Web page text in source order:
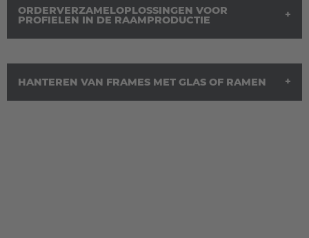
Français
Italia
ORDERVERZAMELOPLOSSINGEN VOOR
PROFIELEN IN DE RAAMPRODUCTIE
HANTEREN VAN FRAMES MET GLAS OF RAMEN